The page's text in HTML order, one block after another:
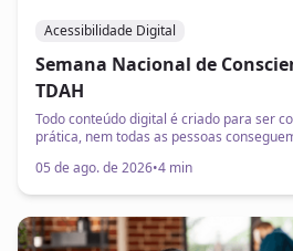
Acessibilidade Digital
Semana Nacional de
TDAH
Todo conteúdo digital é criado para ser
prática, nem todas as pessoas
Conscientização sobre o Transtorno do
promovam mais autonomia e qualidade
brasileiros. Embora o tema seja
05 de ago. de 2026•4 min